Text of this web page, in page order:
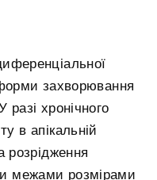
захворювання
разі хронічного
в апікальній
розрідження
межами розмірами